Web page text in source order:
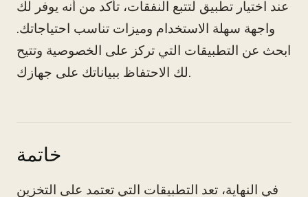
عند اختيار تطبيق لتتبع النفقات، تأكد من أنه يوفر لك
واجهة سهلة الاستخدام وميزات تناسب احتياجاتك.
ابحث عن التطبيقات التي تركز على الخصوصية وتتيح
لك الاحتفاظ ببياناتك على جهازك.
خاتمة
في النهاية، تعد التطبيقات التي تعتمد على التخزين